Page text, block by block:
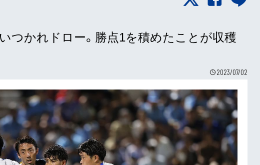
つかれドロー。勝点1を積めたことが収穫
2023/07/02